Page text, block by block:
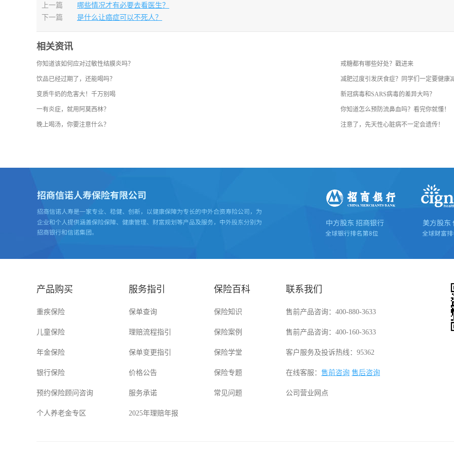
上一篇
哪些情况才有必要去看医生？
下一篇
是什么让癌症可以不死人？
相关资讯
你知道该如何应对过敏性结膜炎吗？ 戒糖都有哪些好处？戳进来
饮品已经过期了，还能喝吗？ 减肥过度引发厌食症？同学们一定要健康
变质牛奶的危害大！千万别喝 新冠病毒和SARS病毒的差异大吗？
一有炎症，就用阿莫西林？ 你知道怎么预防流鼻血吗？看完你就懂！
晚上喝汤，你要注意什么？ 注意了，先天性心脏病不一定会遗传！
产品购买
重疾保险
儿童保险
年金保险
银行保险
预约保险顾问咨询
个人养老金专区
服务指引
保单查询
理赔流程指引
保单变更指引
价格公告
服务承诺
2025年理赔年报
保险百科
保险知识
保险案例
保险学堂
保险专题
常见问题
联系我们
售前产品咨询：400-880-3633
售前产品咨询：400-160-3633
客户服务及投诉热线：95362
在线客服： 售前咨询 售后咨询
公司营业网点